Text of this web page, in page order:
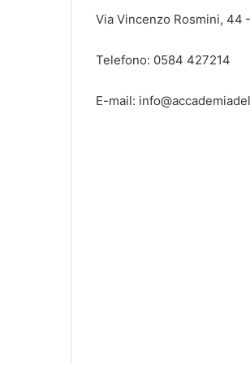
Via Vincenzo Rosmini, 44
Telefono: 0584 427214
E-mail: